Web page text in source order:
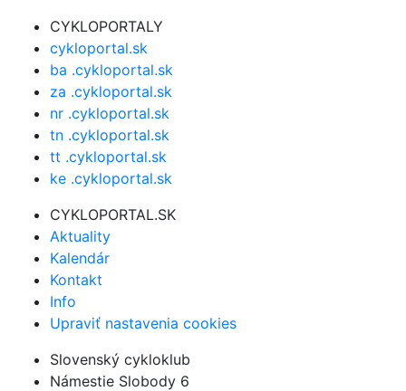
CYKLOPORTALY
cykloportal.sk
ba .cykloportal.sk
za .cykloportal.sk
nr .cykloportal.sk
tn .cykloportal.sk
tt .cykloportal.sk
ke .cykloportal.sk
CYKLOPORTAL.SK
Aktuality
Kalendár
Kontakt
Info
Upraviť nastavenia cookies
Slovenský cykloklub
Námestie Slobody 6